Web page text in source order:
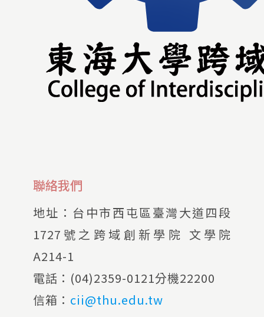
聯絡我們
地址： 台中市西屯區臺灣大道四段
1727號之跨域創新學院 文學院
A214-1
電話： (04)2359-0121分機22200
信箱： cii@thu.edu.tw